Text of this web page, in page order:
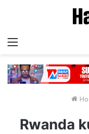
Rwanda